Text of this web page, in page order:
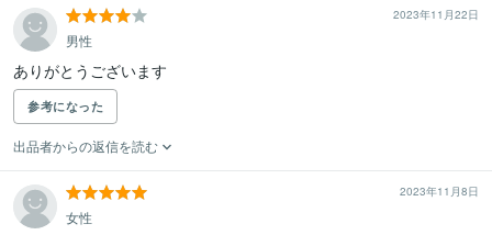
2023年11月22日
男性
ありがとうございます
参考になった
出品者からの返信を読む
2023年11月8日
女性